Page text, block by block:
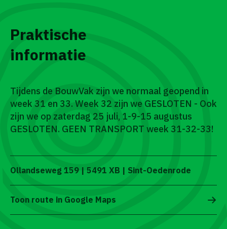
Praktische
informatie
Tijdens de BouwVak zijn we normaal geopend in
week 31 en 33. Week 32 zijn we GESLOTEN - Ook
zijn we op zaterdag 25 juli, 1-9-15 augustus
GESLOTEN. GEEN TRANSPORT week 31-32-33!
Ollandseweg 159 | 5491 XB | Sint-Oedenrode
Toon route in Google Maps